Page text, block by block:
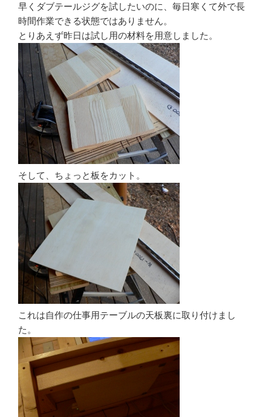
早くダブテールジグを試したいのに、毎日寒くて外で長
時間作業できる状態ではありません。
とりあえず昨日は試し用の材料を用意しました。
そして、ちょっと板をカット。
これは自作の仕事用テーブルの天板裏に取り付けまし
た。